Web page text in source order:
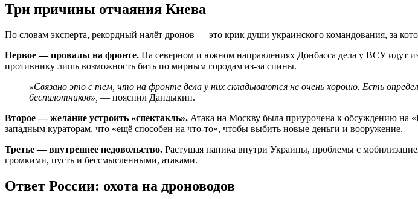
Три причины отчаяния Киева
По словам эксперта, рекордный налёт дронов — это крик души украинского командования, за
Первое — провалы на фронте. На северном и южном направлениях Донбасса дела у ВСУ идут
противнику лишь возможность бить по мирным городам из-за спины.
«Связано это с тем, что на фронте дела у них складываются не очень хорошо. Есть
беспилотников», — пояснил Дандыкин.
Второе — желание устроить «спектакль». Атака на Москву была приурочена к обсуждению на
западным кураторам, что «ещё способен на что-то», чтобы выбить новые деньги и вооружение.
Третье — внутреннее недовольство. Растущая паника внутри Украины, проблемы с
громкими, пусть и бессмысленными, атаками.
Ответ России: охота на дроноводов